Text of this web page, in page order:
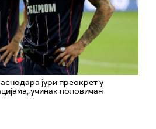
јури преокрет у
учинак половичан